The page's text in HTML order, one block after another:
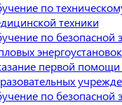
по
техники
по безопасной
энергоустановок
первой помощи
по безопасной